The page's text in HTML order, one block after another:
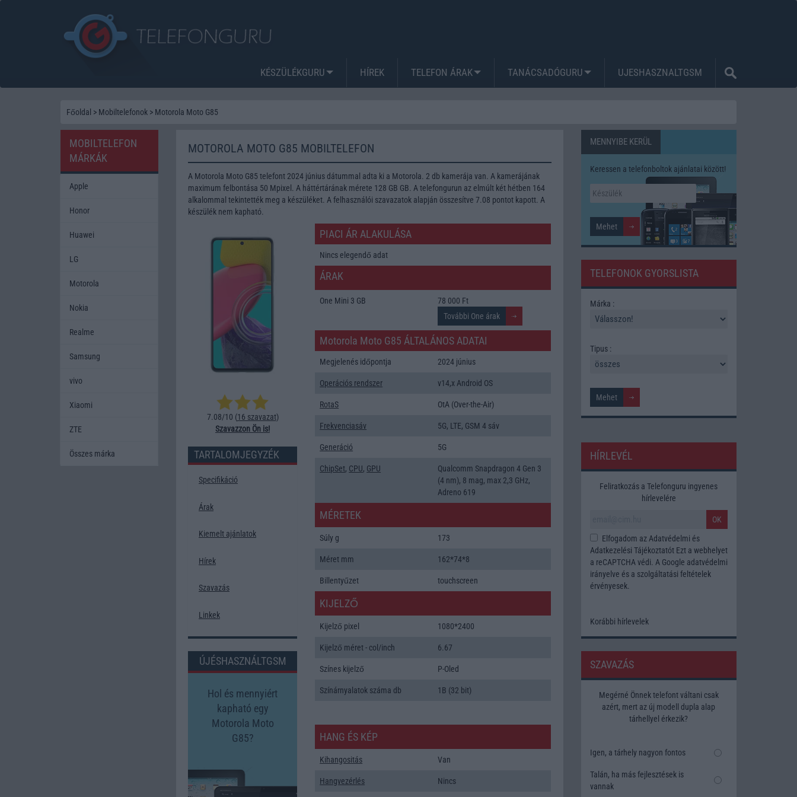
KÉSZÜLÉKGURU HÍREK TELEFON ÁRAK TANÁCSADÓGURU UJESHASZNALTGSM
Főoldal > Mobiltelefonok > Motorola Moto G85
MOTOROLA MOTO G85 MOBILTELEFON
A Motorola Moto G85 telefont 2024 június dátummal adta ki a Motorola. 2 db kamerája van. A kamerájának
maximum felbontása 50 Mpixel. A háttértárának mérete 128 GB GB. A telefongurun az elmúlt két hétben 164
alkalommal tekintették meg a készüléket. A felhasználói szavazatok alapján összesítve 7.08 pontot kapott. A
készülék nem kapható.
7.08/10 (16 szavazat)
Szavazzon Ön is!
TARTALOMJEGYZÉK
Specifikáció
Árak
Kiemelt ajánlatok
Hírek
Szavazás
Linkek
ÚJÉSHASZNÁLTGSM
Hol és mennyiért
kapható egy
Motorola Moto
G85?
PIACI ÁR ALAKULÁSA
Nincs elegendő adat
ÁRAK
One Mini 3 GB 78 000 Ft
Motorola Moto G85 ÁLTALÁNOS ADATAI
Megjelenés időpontja 2024 június
Operációs rendszer v14,x Android OS
RotaS OtA (Over-the-Air)
Frekvenciasáv 5G, LTE, GSM 4 sáv
Generáció 5G
ChipSet, CPU, GPU
Qualcomm Snapdragon 4 Gen 3
(4 nm), 8 mag, max 2,3 GHz,
Adreno 619
MÉRETEK
Súly g 173
Méret mm 162*74*8
Billentyűzet touchscreen
KIJELZŐ
Kijelző pixel 1080*2400
Kijelző méret - col/inch 6.67
Színes kijelző P-Oled
Színárnyalatok száma db 1B (32 bit)
HANG ÉS KÉP
Kihangositás Van
Hangvezérlés Nincs
MENNYIBE KERÜL
Keressen a telefonboltok ajánlatai között!
TELEFONOK GYORSLISTA
Márka :
Tipus :
HÍRLEVÉL
Feliratkozás a Telefonguru ingyenes
hírlevelére
OK
Elfogadom az Adatvédelmi és
Adatkezelési TájékoztatótEzt a webhelyet
a reCAPTCHA védi. A Google adatvédelmi
irányelve és a szolgáltatási feltételek
érvényesek.
Korábbi hírlevelek
SZAVAZÁS
Megérné Önnek telefont váltani csak
azért, mert az új modell dupla alap
tárhellyel érkezik?
Igen, a tárhely nagyon fontos
Talán, ha más fejlesztések is
vannak
MOBILTELEFON
MÁRKÁK
Apple
Honor
Huawei
LG
Motorola
Nokia
Realme
Samsung
vivo
Xiaomi
ZTE
Összes márka